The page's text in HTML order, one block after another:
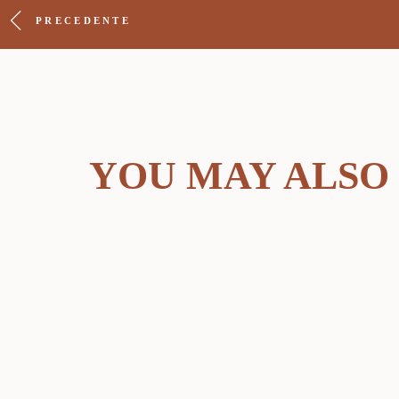
PRECEDENTE
YOU MAY